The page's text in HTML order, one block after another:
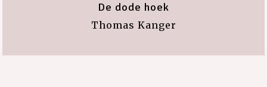
De dode hoek
Thomas Kanger